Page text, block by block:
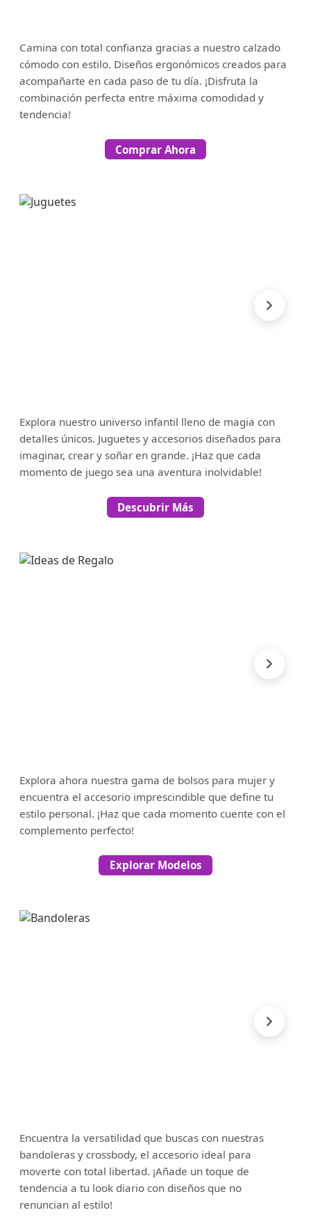
Camina con total confianza gracias a nuestro calzado
cómodo con estilo. Diseños ergonómicos creados para
acompañarte en cada paso de tu día. ¡Disfruta la
combinación perfecta entre máxima comodidad y
tendencia!
Comprar Ahora
Explora nuestro universo infantil lleno de magia con
detalles únicos. Juguetes y accesorios diseñados para
imaginar, crear y soñar en grande. ¡Haz que cada
momento de juego sea una aventura inolvidable!
Descubrir Más
Explora ahora nuestra gama de bolsos para mujer y
encuentra el accesorio imprescindible que define tu
estilo personal. ¡Haz que cada momento cuente con el
complemento perfecto!
Explorar Modelos
Encuentra la versatilidad que buscas con nuestras
bandoleras y crossbody, el accesorio ideal para
moverte con total libertad. ¡Añade un toque de
tendencia a tu look diario con diseños que no
renuncian al estilo!